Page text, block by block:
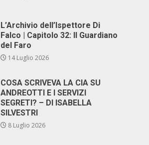
L’Archivio dell’Ispettore Di
Falco | Capitolo 32: Il Guardiano
del Faro
14 Luglio 2026
COSA SCRIVEVA LA CIA SU
ANDREOTTI E I SERVIZI
SEGRETI? – DI ISABELLA
SILVESTRI
8 Luglio 2026